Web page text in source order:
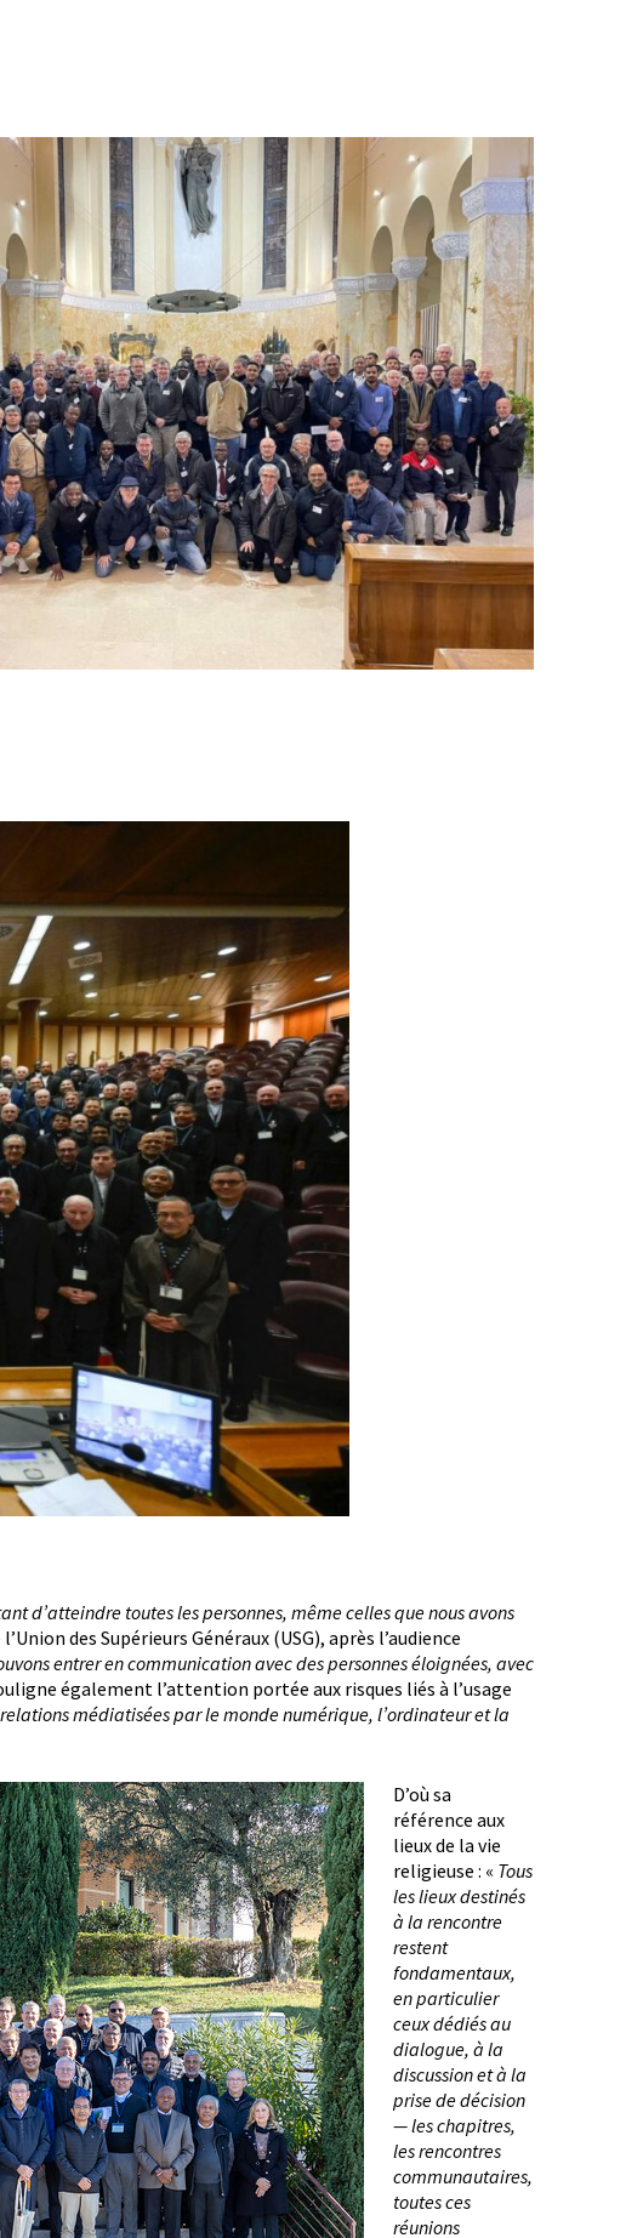
d’atteindre toutes les personnes, même celles que nous avons
des Supérieurs Généraux (USG), après l’audience
entrer en communication avec des personnes éloignées, avec
également l’attention portée aux risques liés à l’usage
médiatisées par le monde numérique, l’ordinateur et la
D’où sa
référence aux
lieux de la vie
religieuse : « Tous
les lieux destinés
à la rencontre
restent
fondamentaux,
en particulier
ceux dédiés au
dialogue, à la
discussion et à la
prise de décision
— les chapitres,
les rencontres
communautaires,
toutes ces
réunions